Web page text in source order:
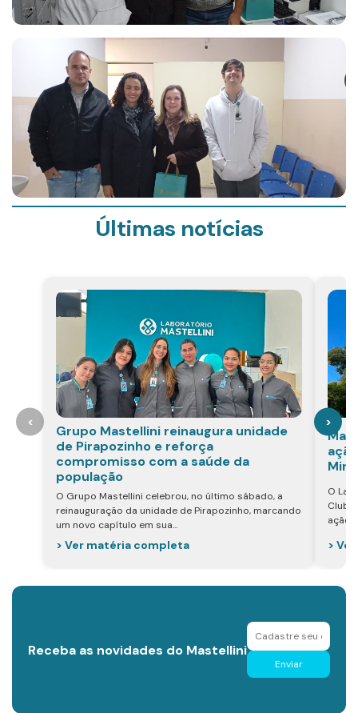
Últimas notícias
< >
Grupo Mastellini reinaugura unidade
de Pirapozinho e reforça
compromisso com a saúde da
população
O Grupo Mastellini celebrou, no último sábado, a
reinauguração da unidade de Pirapozinho, marcando
um novo capítulo em sua...
> Ver matéria completa
O
Club
ação
>
Receba as novidades do Mastellini
Enviar